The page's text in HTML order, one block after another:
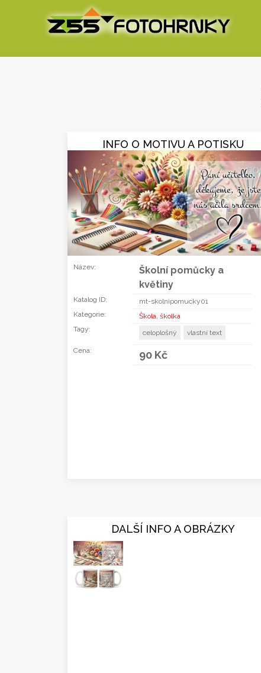
INFO O MOTIVU A POTISKU
Název:
Školní pomůcky a
květiny
Katalog ID:
mt-skolnipomucky01
Kategorie:
Škola, školka
Tagy:
celoplošný vlastní text
Cena: 90 Kč
DALŠÍ INFO A OBRÁZKY